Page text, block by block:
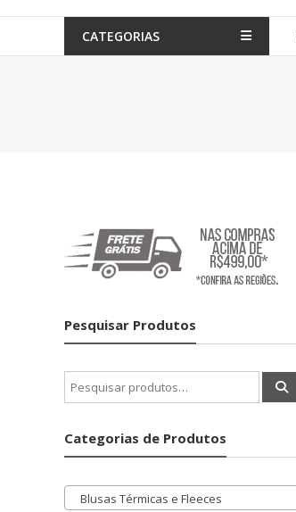
CATEGORIAS
Pesquisar Produtos
por:
Categorias de Produtos
Blusas Térmicas e Fleeces